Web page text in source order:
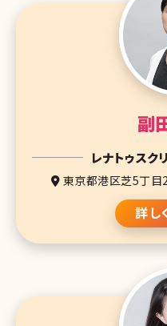
副
レナトゥスク
東京都港区芝5丁目
詳し